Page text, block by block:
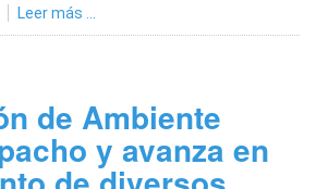
Leer más ...
de Ambiente
y avanza en